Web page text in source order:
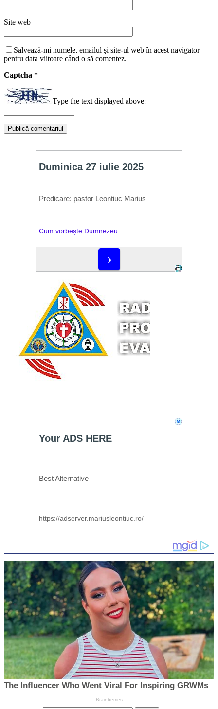
Site web
Salvează-mi numele, emailul și site-ul web în acest navigator
pentru data viitoare când o să comentez.
Captcha *
Type the text displayed above: